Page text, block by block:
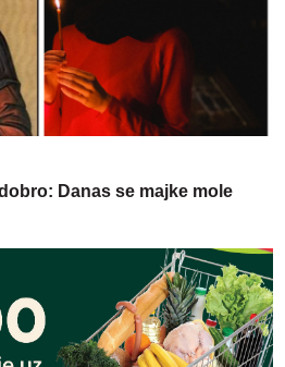
Danas se majke mole